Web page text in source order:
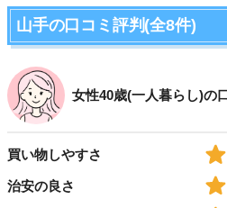
山手の口コミ評判(全8件)
女性40歳(一人暮らし)の
買い物しやすさ
治安の良さ